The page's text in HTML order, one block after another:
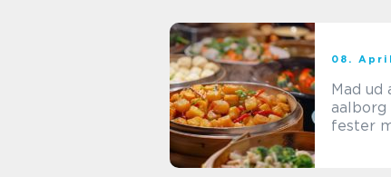
08.
Mad ud
aalborg nemmere
fester